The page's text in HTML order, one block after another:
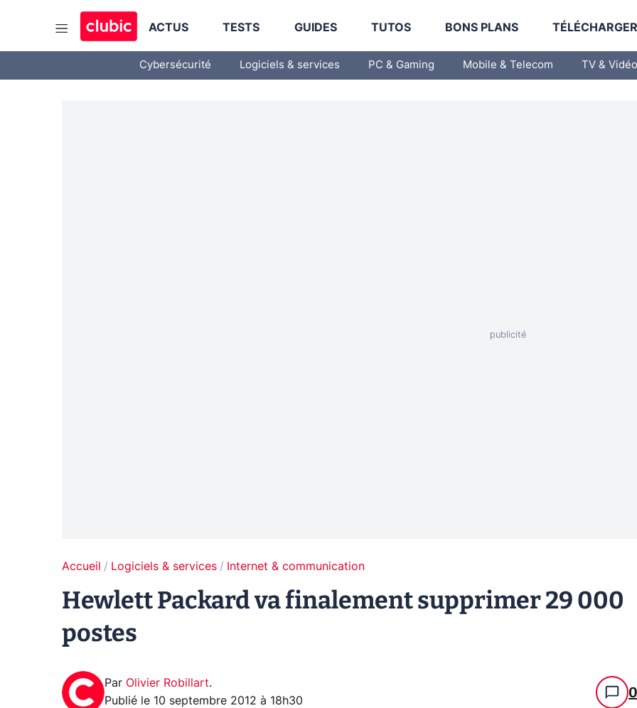
ACTUS TESTS GUIDES TUTOS BONS PLANS
Cybersécurité Logiciels & services PC & Gaming Mobile & Telecom TV & Vidéo
Accueil Logiciels & services Internet & communication
Hewlett Packard va finalement supprimer 29 000
postes
Par Olivier Robillart.
Publié le 10 septembre 2012 à 18h30 0